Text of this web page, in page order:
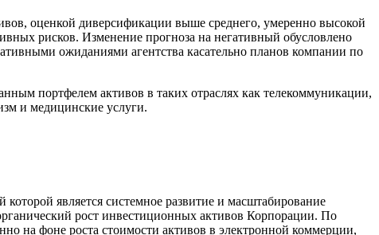
оценкой диверсификации выше среднего, умеренно высокой
рисков. Изменение прогноза на негативный обусловлено
ожиданиями агентства касательно планов компании по
портфелем активов в таких отраслях как телекоммуникации,
и медицинские услуги.
является системное развитие и масштабирование
рост инвестиционных активов Корпорации. По
на фоне роста стоимости активов в электронной коммерции,